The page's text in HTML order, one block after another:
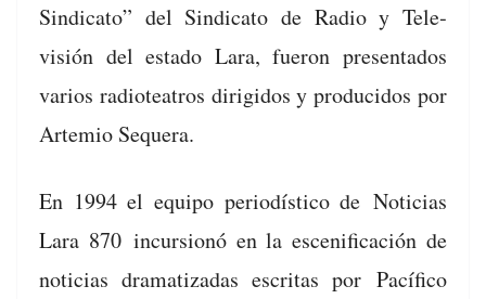
Sindi­ca­to” del Sindi­ca­to de Radio y Tele­
visión del esta­do Lara, fueron pre­sen­ta­dos
var­ios radioteatros dirigi­dos y pro­duci­dos por
Artemio Sequera.
En 1994 el equipo peri­odís­ti­co de Noti­cias
Lara 870incur­sionó en la escenifi­cación de
noti­cias drama­ti­zadas escritas por Pací­fi­co